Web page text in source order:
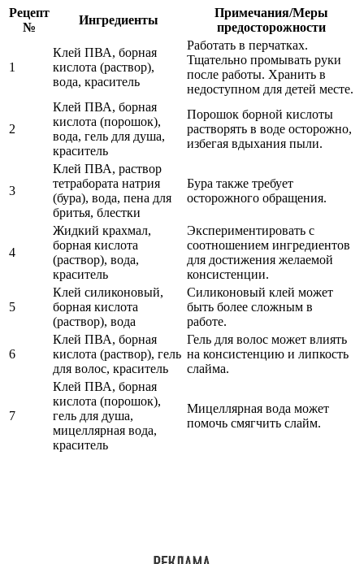
Рецепт
№
Ингредиенты
Примечания/Меры
предосторожности
1
Клей ПВА, борная
кислота (раствор),
вода, краситель
Работать в перчатках.
Тщательно промывать руки
после работы. Хранить в
недоступном для детей месте.
2
Клей ПВА, борная
кислота (порошок),
вода, гель для душа,
краситель
Порошок борной кислоты
растворять в воде осторожно,
избегая вдыхания пыли.
3
Клей ПВА, раствор
тетрабората натрия
(бура), вода, пена для
бритья, блестки
Бура также требует
осторожного обращения.
4
Жидкий крахмал,
борная кислота
(раствор), вода,
краситель
Экспериментировать с
соотношением ингредиентов
для достижения желаемой
консистенции.
5
Клей силиконовый,
борная кислота
(раствор), вода
Силиконовый клей может
быть более сложным в
работе.
6
Клей ПВА, борная
кислота (раствор), гель
для волос, краситель
Гель для волос может влиять
на консистенцию и липкость
слайма.
7
Клей ПВА, борная
кислота (порошок),
гель для душа,
мицеллярная вода,
краситель
Мицеллярная вода может
помочь смягчить слайм.